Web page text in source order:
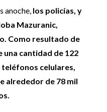
anoche, los policías, y
Mazuranic,
Como resultado de
una cantidad de 122
celulares,
alrededor de 78 mil